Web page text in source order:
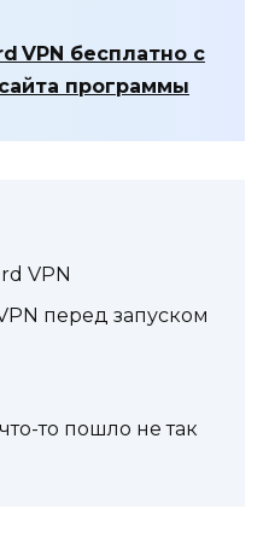
VPN бесплатно с
программы
VPN
перед запуском
то пошло не так